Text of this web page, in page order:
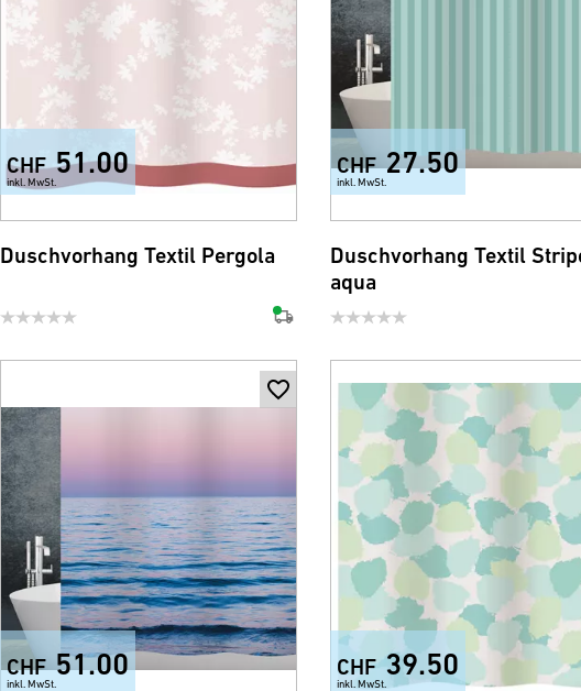
CHF 51.00
inkl. MwSt.
Duschvorhang Textil Pergola
CHF 27.50
inkl. MwSt.
Duschvorhang Textil
aqua
CHF 51.00
inkl. MwSt.
CHF 39.50
inkl. MwSt.